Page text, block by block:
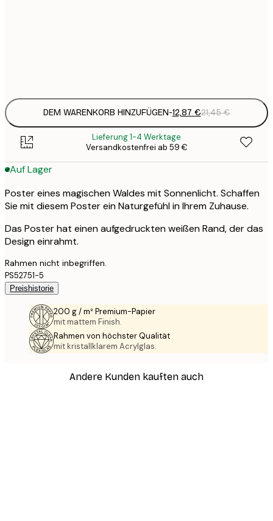
DEM WARENKORB HINZUFÜGEN-12,87 €21,45 €
Lieferung 1-4 Werktage
Versandkostenfrei ab 59 €
Auf Lager
Poster eines magischen Waldes mit Sonnenlicht. Schaffen
Sie mit diesem Poster ein Naturgefühl in Ihrem Zuhause.
Das Poster hat einen aufgedruckten weißen Rand, der das
Design einrahmt.
Rahmen nicht inbegriffen.
PS52751-5
Preishistorie
200 g / m² Premium-Papier
mit mattem Finish.
Rahmen von höchster Qualität
mit kristallklarem Acrylglas.
Andere Kunden kauften auch